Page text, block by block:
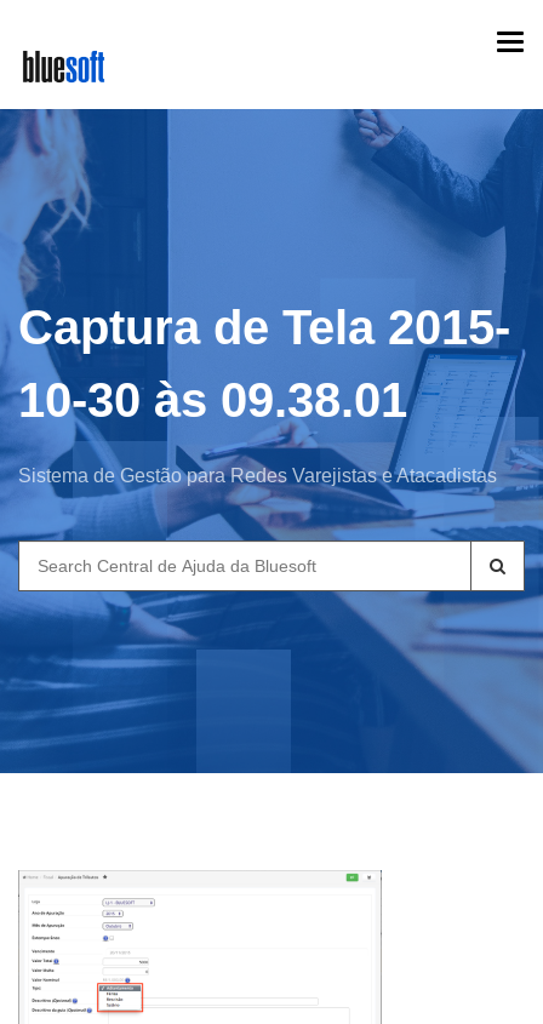
main
content
Captura de Tela 2015-
10-30 às 09.38.01
Sistema de Gestão para Redes Varejistas e Atacadistas
Search
for: